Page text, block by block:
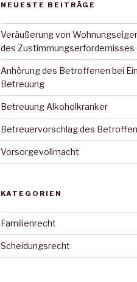
NEUESTE BEITRÄGE
Veräußerung von
des Zustimmungserfordernisses
Anhörung des Betroffenen bei
Betreuung
Betreuung Alkoholkranker
Betreuervorschlag des
Vorsorgevollmacht
KATEGORIEN
Familienrecht
Scheidungsrecht